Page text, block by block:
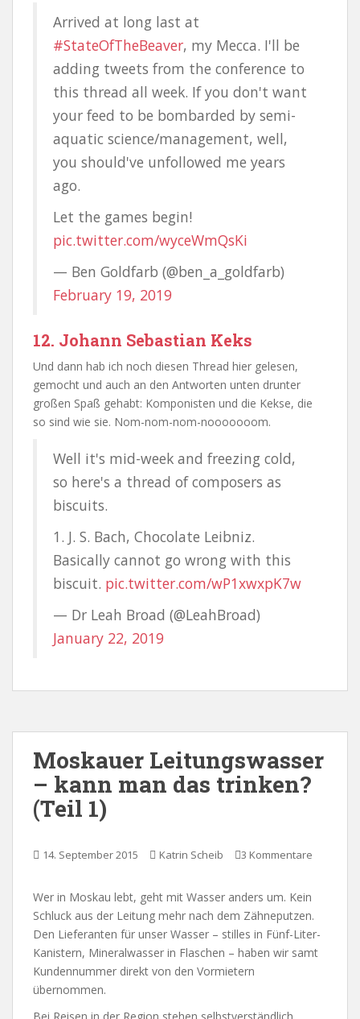
Arrived at long last at
#StateOfTheBeaver, my Mecca. I'll be
adding tweets from the conference to
this thread all week. If you don't want
your feed to be bombarded by semi-
aquatic science/management, well,
you should've unfollowed me years
ago.
Let the games begin!
pic.twitter.com/wyceWmQsKi
— Ben Goldfarb (@ben_a_goldfarb)
February 19, 2019
12. Johann Sebastian Keks
Und dann hab ich noch diesen Thread hier gelesen,
gemocht und auch an den Antworten unten drunter
großen Spaß gehabt: Komponisten und die Kekse, die
so sind wie sie. Nom-nom-nom-nooooooom.
Well it's mid-week and freezing cold,
so here's a thread of composers as
biscuits.
1. J. S. Bach, Chocolate Leibniz.
Basically cannot go wrong with this
biscuit. pic.twitter.com/wP1xwxpK7w
— Dr Leah Broad (@LeahBroad)
January 22, 2019
Moskauer Leitungswasser
– kann man das trinken?
(Teil 1)
14. September 2015 Katrin Scheib 3 Kommentare
Wer in Moskau lebt, geht mit Wasser anders um. Kein
Schluck aus der Leitung mehr nach dem Zähneputzen.
Den Lieferanten für unser Wasser – stilles in Fünf-Liter-
Kanistern, Mineralwasser in Flaschen – haben wir samt
Kundennummer direkt von den Vormietern
übernommen.